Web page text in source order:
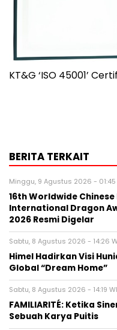
KT&G ‘ISO 45001’
BERITA TERKAIT
Minggu, 9 Agustus 2026 - 01:45
16th Worldwide
International Dragon
2026 Resmi Digelar
Sabtu, 8 Agustus 2026 - 14:26
Himel Hadirkan Visi
Global “Dream Home”
Sabtu, 8 Agustus 2026 - 14:19
FAMILIARITÉ: Ketika
Sebuah Karya Puitis